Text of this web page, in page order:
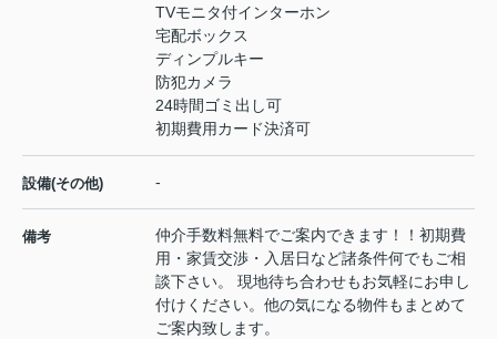
TVモニタ付インターホン
宅配ボックス
ディンプルキー
防犯カメラ
24時間ゴミ出し可
初期費用カード決済可
設備(その他) -
備考
仲介手数料無料でご案内できます！！初期費
用・家賃交渉・入居日など諸条件何でもご相
談下さい。 現地待ち合わせもお気軽にお申し
付けください。他の気になる物件もまとめて
ご案内致します。